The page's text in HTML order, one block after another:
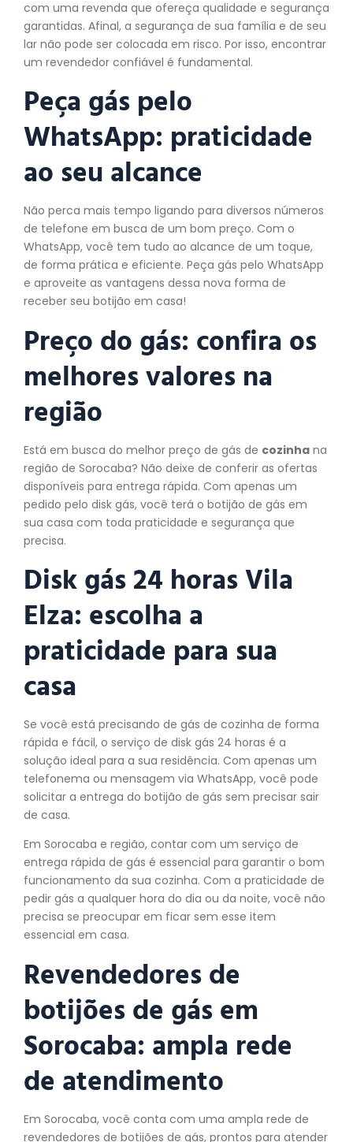
com uma revenda que ofereça qualidade e segurança
garantidas. Afinal, a segurança de sua família e de seu
lar não pode ser colocada em risco. Por isso, encontrar
um revendedor confiável é fundamental.
Peça gás pelo
WhatsApp: praticidade
ao seu alcance
Não perca mais tempo ligando para diversos números
de telefone em busca de um bom preço. Com o
WhatsApp, você tem tudo ao alcance de um toque,
de forma prática e eficiente. Peça gás pelo WhatsApp
e aproveite as vantagens dessa nova forma de
receber seu botijão em casa!
Preço do gás: confira os
melhores valores na
região
Está em busca do melhor preço de gás de cozinha na
região de Sorocaba? Não deixe de conferir as ofertas
disponíveis para entrega rápida. Com apenas um
pedido pelo disk gás, você terá o botijão de gás em
sua casa com toda praticidade e segurança que
precisa.
Disk gás 24 horas Vila
Elza: escolha a
praticidade para sua
casa
Se você está precisando de gás de cozinha de forma
rápida e fácil, o serviço de disk gás 24 horas é a
solução ideal para a sua residência. Com apenas um
telefonema ou mensagem via WhatsApp, você pode
solicitar a entrega do botijão de gás sem precisar sair
de casa.
Em Sorocaba e região, contar com um serviço de
entrega rápida de gás é essencial para garantir o bom
funcionamento da sua cozinha. Com a praticidade de
pedir gás a qualquer hora do dia ou da noite, você não
precisa se preocupar em ficar sem esse item
essencial em casa.
Revendedores de
botijões de gás em
Sorocaba: ampla rede
de atendimento
Em Sorocaba, você conta com uma ampla rede de
revendedores de botijões de gás, prontos para atender